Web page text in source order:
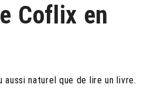
Coflix en
aussi naturel que de lire un livre.